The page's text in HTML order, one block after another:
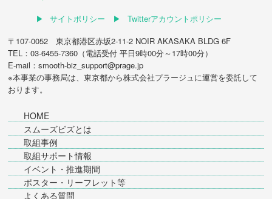
サイトポリシー
Twitterアカウントポリシー
〒107-0052 東京都港区赤坂2-11-2 NOIR AKASAKA BLDG 6F
TEL：03-6455-7360（電話受付 平日9時00分～17時00分）
E-mail：smooth-biz_support@prage.jp
※本事業の事務局は、東京都から株式会社プラージュに運営を委託して
おります。
HOME
スムーズビズとは
取組事例
取組サポート情報
イベント・推進期間
ポスター・リーフレット等
よくある質問